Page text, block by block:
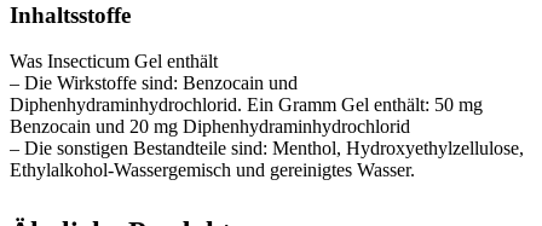
Inhaltsstoffe
Was Insecticum Gel enthält
– Die Wirkstoffe sind: Benzocain und
Diphenhydraminhydrochlorid. Ein Gramm Gel enthält: 50 mg
Benzocain und 20 mg Diphenhydraminhydrochlorid
– Die sonstigen Bestandteile sind: Menthol, Hydroxyethylzellulose,
Ethylalkohol-Wassergemisch und gereinigtes Wasser.